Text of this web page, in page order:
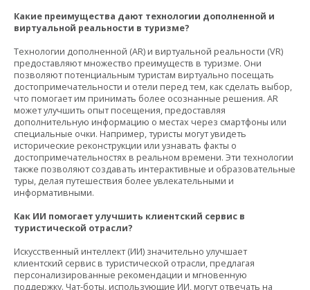
Какие преимущества дают технологии дополненной и
виртуальной реальности в туризме?
Технологии дополненной (AR) и виртуальной реальности (VR)
предоставляют множество преимуществ в туризме. Они
позволяют потенциальным туристам виртуально посещать
достопримечательности и отели перед тем, как сделать выбор,
что помогает им принимать более осознанные решения. AR
может улучшить опыт посещения, предоставляя
дополнительную информацию о местах через смартфоны или
специальные очки. Например, туристы могут увидеть
исторические реконструкции или узнавать факты о
достопримечательностях в реальном времени. Эти технологии
также позволяют создавать интерактивные и образовательные
туры, делая путешествия более увлекательными и
информативными.
Как ИИ помогает улучшить клиентский сервис в
туристической отрасли?
Искусственный интеллект (ИИ) значительно улучшает
клиентский сервис в туристической отрасли, предлагая
персонализированные рекомендации и мгновенную
поддержку. Чат-боты, использующие ИИ, могут отвечать на